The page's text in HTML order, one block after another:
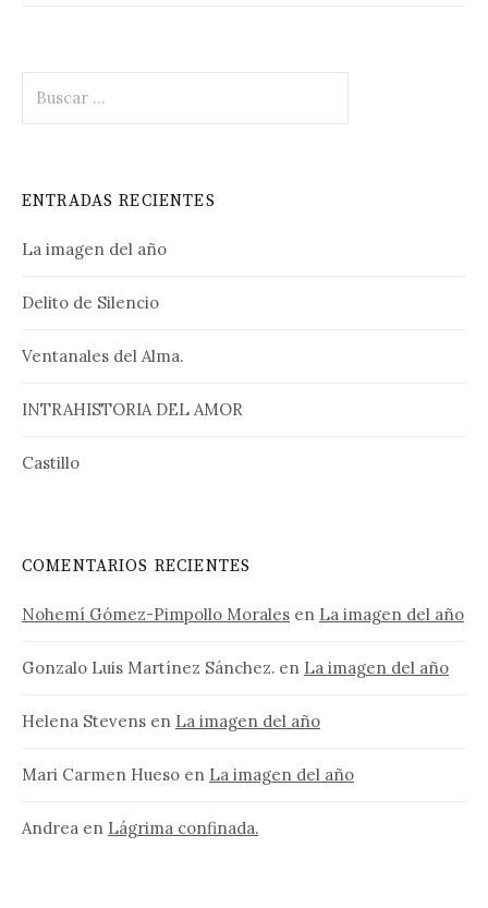
ENTRADAS RECIENTES
La imagen del año
Delito de Silencio
Ventanales del Alma.
INTRAHISTORIA DEL AMOR
Castillo
COMENTARIOS RECIENTES
Nohemí Gómez-Pimpollo Morales en La imagen del año
Gonzalo Luis Martínez Sánchez. en La imagen del año
Helena Stevens en La imagen del año
Mari Carmen Hueso en La imagen del año
Andrea en Lágrima confinada.